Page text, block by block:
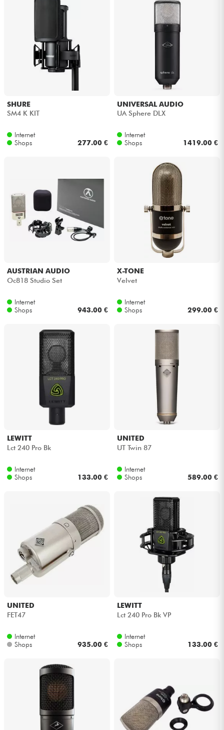
SHURE
SM4 K KIT
Internet
Shops
277.00 €
UNIVERSAL AUDIO
UA Sphere DLX
Internet
Shops
1419.00 €
AUSTRIAN AUDIO
Oc818 Studio Set
Internet
Shops
943.00 €
X-TONE
Velvet
Internet
Shops
299.00 €
LEWITT
Lct 240 Pro Bk
Internet
Shops
133.00 €
UNITED
UT Twin 87
Internet
Shops
589.00 €
UNITED
FET47
Internet
Shops
935.00 €
LEWITT
Lct 240 Pro Bk VP
Internet
Shops
133.00 €